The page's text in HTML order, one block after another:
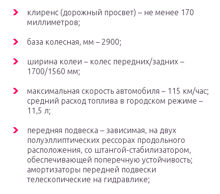
клиренс (дорожный просвет) – не менее 170
миллиметров;
база колесная, мм – 2900;
ширина колеи – колес передних/задних –
1700/1560 мм;
максимальная скорость автомобиля – 115 км/час;
средний расход топлива в городском режиме –
11,5 л;
передняя подвеска – зависимая, на двух
полуэллиптических рессорах продольного
расположения, со штангой-стабилизатором,
обеспечивающей поперечную устойчивость;
амортизаторы передней подвески
телескопические на гидравлике;